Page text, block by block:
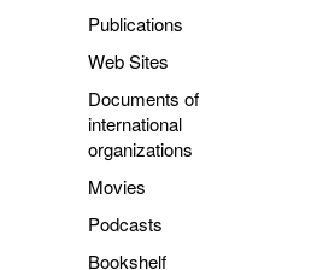
Publications
Web Sites
Documents of
international
organizations
Movies
Podcasts
Bookshelf